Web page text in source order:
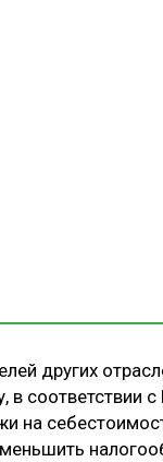
других
соответствии
на